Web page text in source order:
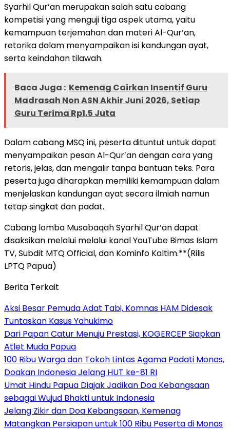
Syarhil Qur’an merupakan salah satu cabang
kompetisi yang menguji tiga aspek utama, yaitu
kemampuan terjemahan dan materi Al-Qur’an,
retorika dalam menyampaikan isi kandungan ayat,
serta keindahan tilawah.
Baca Juga : Kemenag Cairkan Insentif Guru
Madrasah Non ASN Akhir Juni 2026, Setiap
Guru Terima Rp1,5 Juta
Dalam cabang MSQ ini, peserta dituntut untuk dapat
menyampaikan pesan Al-Qur’an dengan cara yang
retoris, jelas, dan mengalir tanpa bantuan teks. Para
peserta juga diharapkan memiliki kemampuan dalam
menjelaskan kandungan ayat secara ilmiah namun
tetap singkat dan padat.
Cabang lomba Musabaqah Syarhil Qur’an dapat
disaksikan melalui melalui kanal YouTube Bimas Islam
TV, Subdit MTQ Official, dan Kominfo Kaltim.**(Rilis
LPTQ Papua)
Berita Terkait
Aksi Besar Pemuda Adat Tabi, Komnas HAM Didesak
Tuntaskan Kasus Yahukimo
Dari Papan Catur Menuju Prestasi, KOGERCEP Siapkan
Atlet Muda Papua
100 Ribu Warga dan Tokoh Lintas Agama Padati Monas,
Doakan Indonesia Jelang HUT ke-81 RI
Umat Hindu Papua Diajak Jadikan Doa Kebangsaan
sebagai Wujud Bhakti untuk Indonesia
Jelang Zikir dan Doa Kebangsaan, Kemenag
Matangkan Persiapan untuk 100 Ribu Peserta di Monas